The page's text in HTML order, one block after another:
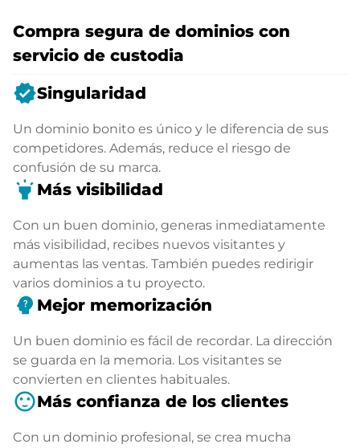
Compra segura de dominios con
servicio de custodia
verifiedSingularidad
Un dominio bonito es único y le diferencia de sus
competidores. Además, reduce el riesgo de
confusión de su marca.
highlight Más visibilidad
Con un buen dominio, generas inmediatamente
más visibilidad, recibes nuevos visitantes y
aumentas las ventas. También puedes redirigir
varios dominios a tu proyecto.
psychology_alt Mejor memorización
Un buen dominio es fácil de recordar. La dirección
se guarda en la memoria. Los visitantes se
convierten en clientes habituales.
sentiment_satisfiedMás confianza de los clientes
Con un dominio profesional, se crea mucha